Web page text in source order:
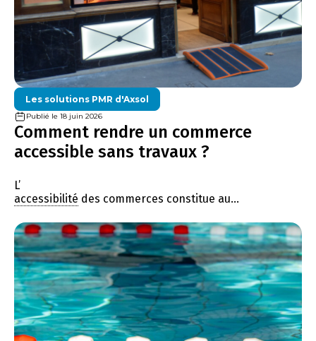
Les solutions PMR d'Axsol
Publié le 18 juin 2026
Comment rendre un commerce
accessible sans travaux ?
L’
accessibilité des commerces constitue au...